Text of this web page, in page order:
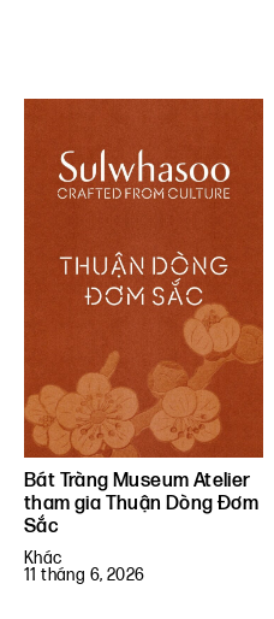
Bát Tràng Museum Atelier
tham gia Thuận Dòng Đơm
Sắc
Khác
11 tháng 6, 2026